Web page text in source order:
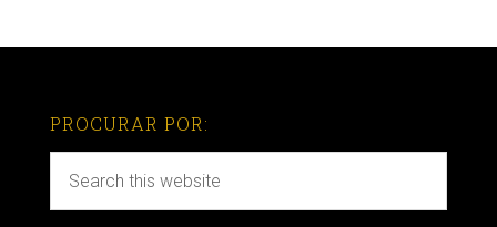
PROCURAR POR: